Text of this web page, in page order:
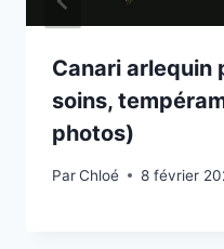
Canari arlequin
soins,
photos)
ParChloé 8 février